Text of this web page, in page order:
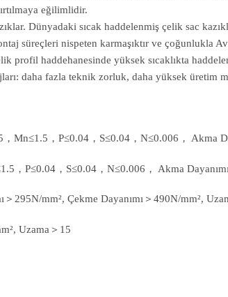
eğilimlidir.
Dünyadaki sıcak haddelenmiş çelik sac
süreçleri nispeten karmaşıktır ve
profil haddehanesinde yüksek sıcaklıkta
daha fazla teknik zorluk, daha yüksek
Mn≤1.5，P≤0.04，S≤0.04，N≤0.006， Akma
，P≤0.04，S≤0.04，N≤0.006， Akma
295N/mm², Çekme Dayanımı＞490N/mm²,
Uzama＞15